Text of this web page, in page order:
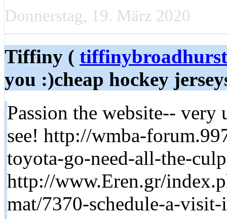
Donnerstag, 19. März 2020
Tiffiny (
you :)cheap hockey
Passion the website--
see! http://wmba-
toyota-go-need-all-the-
http://www.Eren.gr/
mat/7370-schedule-a-